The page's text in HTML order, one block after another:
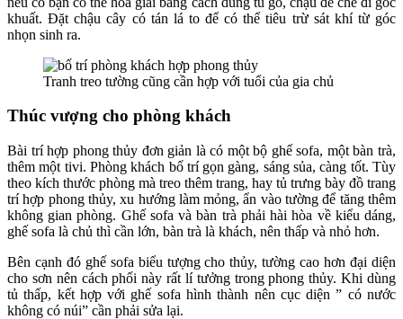
khuất. Đặt chậu cây có tán lá to để có thể tiêu trừ sát khí từ góc
nhọn sinh ra.
Tranh treo tường cũng cần hợp với tuổi của gia chủ
Thúc vượng cho phòng khách
Bài trí hợp phong thủy đơn giản là có một bộ ghế sofa, một bàn trà,
thêm một tivi. Phòng khách bố trí gọn gàng, sáng sủa, càng tốt. Tùy
theo kích thước phòng mà treo thêm trang, hay tủ trưng bày đồ trang
trí hợp phong thủy, xu hướng làm mỏng, ẩn vào tường để tăng thêm
không gian phòng. Ghế sofa và bàn trà phải hài hòa về kiểu dáng,
ghế sofa là chủ thì cần lớn, bàn trà là khách, nên thấp và nhỏ hơn.
Bên cạnh đó ghế sofa biểu tượng cho thủy, tường cao hơn đại diện
cho sơn nên cách phối này rất lí tưởng trong phong thủy. Khi dùng
tủ thấp, kết hợp với ghế sofa hình thành nên cục diện ” có nước
không có núi” cần phải sửa lại.